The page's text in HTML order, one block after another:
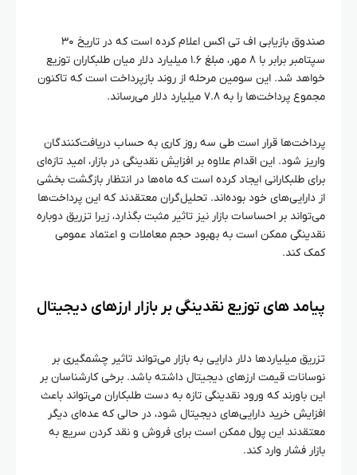
صندوق بازیابی اف تی اکس اعلام کرده است که در تاریخ ۳۰
سپتامبر برابر با ۸ مهر، مبلغ ۱.۶ میلیارد دلار میان طلبکاران توزیع
خواهد شد. این سومین مرحله از روند بازپرداخت است که تاکنون
مجموع پرداخت‌ها را به ۷.۸ میلیارد دلار می‌رساند.
پرداخت‌ها قرار است طی سه روز کاری به حساب دریافت‌کنندگان
واریز شود. این اقدام علاوه بر افزایش نقدینگی در بازار، امید تازه‌ای
برای طلبکارانی ایجاد کرده است که ماه‌ها در انتظار بازگشت بخشی
از دارایی‌های خود بوده‌اند. تحلیل‌گران معتقدند که این پرداخت‌ها
می‌تواند بر احساسات بازار نیز تاثیر مثبت بگذارد، زیرا تزریق دوباره
نقدینگی ممکن است به بهبود حجم معاملات و اعتماد عمومی
کمک کند.
پیامد های توزیع نقدینگی بر بازار ارزهای دیجیتال
تزریق میلیاردها دلار دارایی به بازار می‌تواند تاثیر چشمگیری بر
نوسانات قیمت ارزهای دیجیتال داشته باشد. برخی کارشناسان بر
این باورند که ورود نقدینگی تازه به دست طلبکاران می‌تواند باعث
افزایش خرید دارایی‌های دیجیتال شود، در حالی که عده‌ای دیگر
معتقدند این پول ممکن است برای فروش و نقد کردن سریع به
بازار فشار وارد کند.